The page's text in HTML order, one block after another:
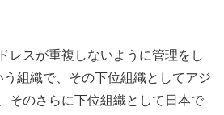
レスが重複しないように管理をし
う組織で、その下位組織としてアジ
、そのさらに下位組織として日本で